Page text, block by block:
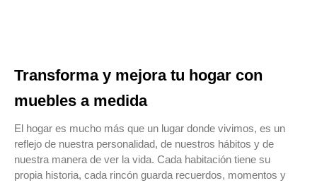
Transforma y mejora tu hogar con
muebles a medida
El hogar es mucho más que un lugar donde vivimos, es un
reflejo de nuestra personalidad, de nuestros hábitos y de
nuestra manera de ver la vida. Cada habitación tiene su
propia historia, cada rincón guarda recuerdos, momentos y